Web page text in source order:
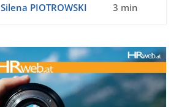
Silena PIOTROWSKI 3 min